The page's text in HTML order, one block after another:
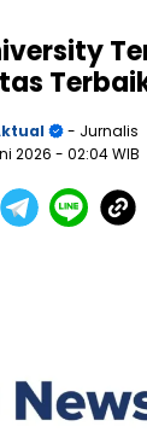
- Jurnalis
2026 - 02:04 WIB